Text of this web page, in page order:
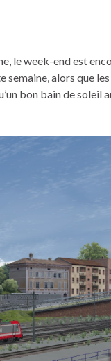
le week-end est
alors que
bon bain de soleil